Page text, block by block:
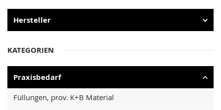
Hersteller
KATEGORIEN
Praxisbedarf
Füllungen, prov. K+B Material